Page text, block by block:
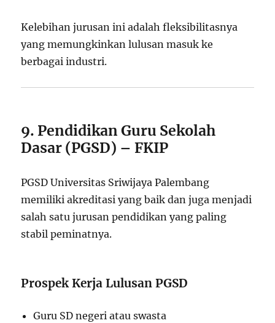
Kelebihan jurusan ini adalah fleksibilitasnya
yang memungkinkan lulusan masuk ke
berbagai industri.
9. Pendidikan Guru Sekolah
Dasar (PGSD) – FKIP
PGSD Universitas Sriwijaya Palembang
memiliki akreditasi yang baik dan juga menjadi
salah satu jurusan pendidikan yang paling
stabil peminatnya.
Prospek Kerja Lulusan PGSD
Guru SD negeri atau swasta